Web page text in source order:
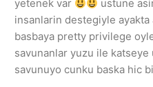
yetenek var
ustune
insanlarin destegiyle
basbaya pretty privilege
savunanlar yuzu ile
savunuyo cunku baska hic